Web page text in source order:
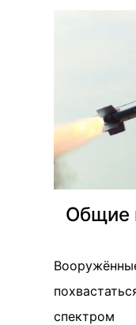
Общие
спектром